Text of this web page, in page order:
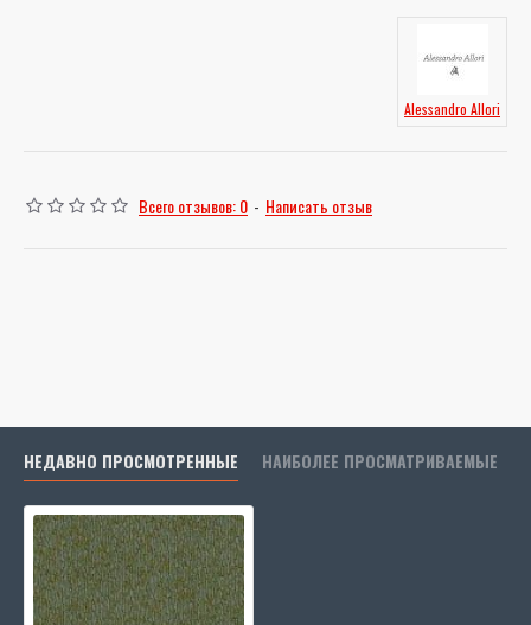
Alessandro Allori
Всего отзывов: 0 - Написать отзыв
НЕДАВНО ПРОСМОТРЕННЫЕ НАИБОЛЕЕ ПРОСМАТРИВАЕМЫЕ